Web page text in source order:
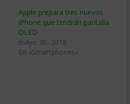
Apple prepara tres nuevos
iPhone que tendrán pantalla
OLED
mayo 30, 2018
En «Smartphones»